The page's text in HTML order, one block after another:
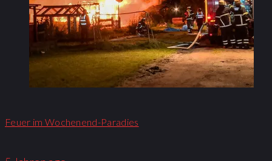
Feuer im Wochenend-Paradies